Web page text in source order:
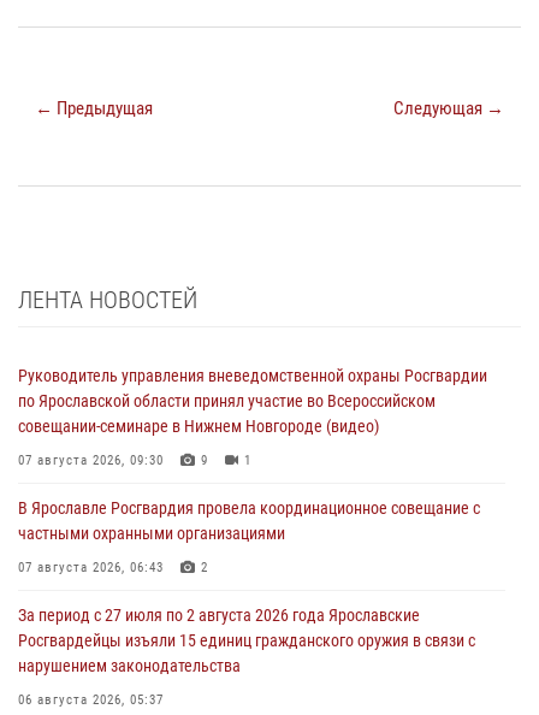
← Предыдущая Следующая →
ЛЕНТА НОВОСТЕЙ
Руководитель управления вневедомственной охраны Росгвардии
по Ярославской области принял участие во Всероссийском
совещании-семинаре в Нижнем Новгороде (видео)
07 августа 2026, 09:30 9 1
В Ярославле Росгвардия провела координационное совещание с
частными охранными организациями
07 августа 2026, 06:43 2
За период с 27 июля по 2 августа 2026 года Ярославские
Росгвардейцы изъяли 15 единиц гражданского оружия в связи с
нарушением законодательства
06 августа 2026, 05:37